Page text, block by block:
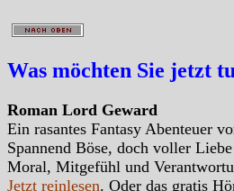
Was möchten Sie jetzt
Roman Lord Geward
Ein rasantes Fantasy Abenteuer
Spannend Böse, doch voller
Moral, Mitgefühl und
Jetzt reinlesen. Oder das gratis